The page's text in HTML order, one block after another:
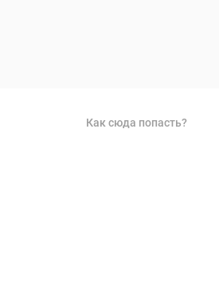
Как сюда попасть?